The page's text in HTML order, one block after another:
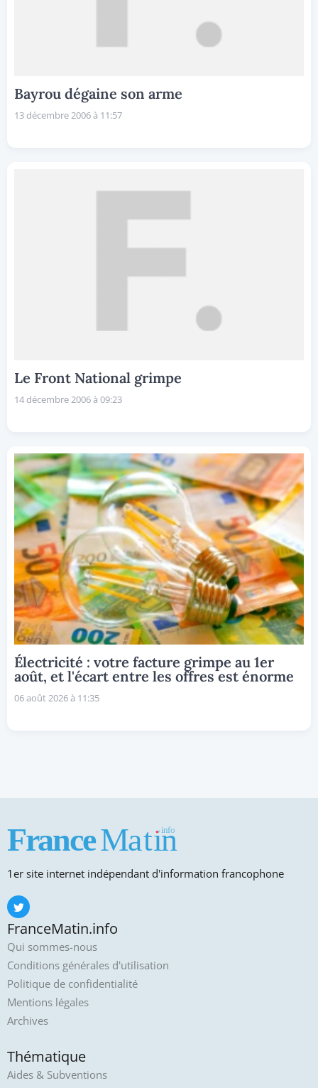
Bayrou dégaine son arme
13 décembre 2006 à 11:57
Le Front National grimpe
14 décembre 2006 à 09:23
Électricité : votre facture grimpe au 1er
août, et l'écart entre les offres est énorme
06 août 2026 à 11:35
1er site internet indépendant d'information francophone
FranceMatin.info
Qui sommes-nous
Conditions générales d'utilisation
Politique de confidentialité
Mentions légales
Archives
Thématique
Aides & Subventions